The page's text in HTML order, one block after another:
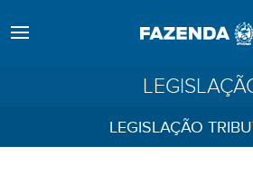
LEGISLAÇÃO